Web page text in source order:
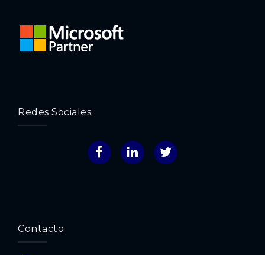
Redes Sociales
FacebookLinkedInTwitter
Contacto